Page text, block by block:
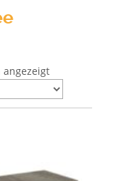
angezeigt